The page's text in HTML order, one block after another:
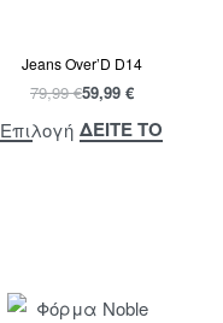
Jeans Over’D D14
79,99€59,99 €
Επιλογή ΔΕΙΤΕ ΤΟ